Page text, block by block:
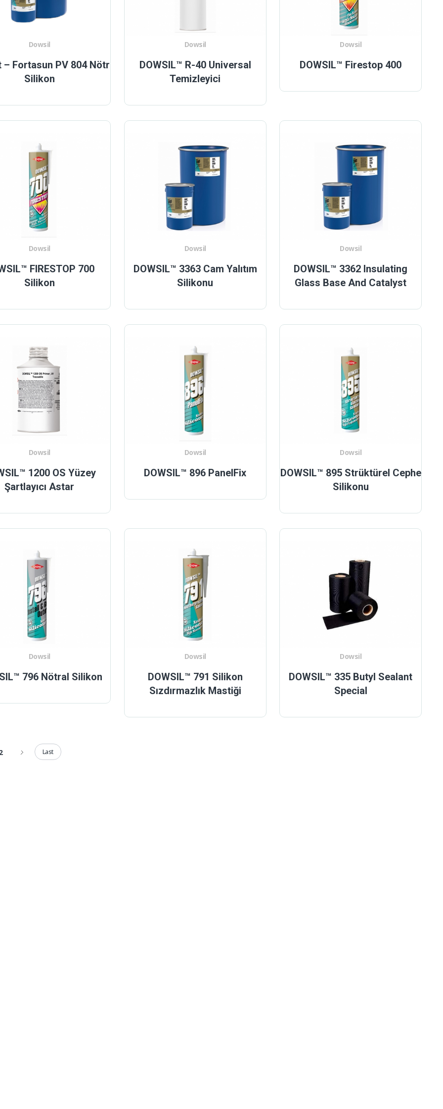
– Fortasun PV 804 Nötr
Silikon
Dowsil
DOWSIL™ R-40 Universal
Temizleyici
Dowsil
DOWSIL™ Firestop 400
Dowsil
FIRESTOP 700
Silikon
Dowsil
DOWSIL™ 3363 Cam Yalıtım
Silikonu
Dowsil
DOWSIL™ 3362 Insulating
Glass Base And Catalyst
Dowsil
1200 OS Yüzey
Şartlayıcı Astar
Dowsil
DOWSIL™ 896 PanelFix
Dowsil
DOWSIL™ 895 Strüktürel Cephe
Silikonu
Dowsil
796 Nötral Silikon
Dowsil
DOWSIL™ 791 Silikon
Sızdırmazlık Mastiği
Dowsil
DOWSIL™ 335 Butyl Sealant
Special
Dowsil
Last